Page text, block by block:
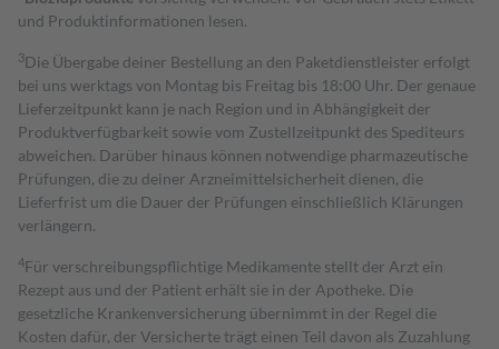
und Produktinformationen lesen.
3Die Übergabe deiner Bestellung an den Paketdienstleister erfolgt
bei uns werktags von Montag bis Freitag bis 18:00 Uhr. Der genaue
Lieferzeitpunkt kann je nach Region und in Abhängigkeit der
Produktverfügbarkeit sowie vom Zustellzeitpunkt des Spediteurs
abweichen. Darüber hinaus können notwendige pharmazeutische
Prüfungen, die zu deiner Arzneimittelsicherheit dienen, die
Lieferfrist um die Dauer der Prüfungen einschließlich Klärungen
verlängern.
4Für verschreibungspflichtige Medikamente stellt der Arzt ein
Rezept aus und der Patient erhält sie in der Apotheke. Die
gesetzliche Krankenversicherung übernimmt in der Regel die
Kosten dafür, der Versicherte trägt einen Teil davon als Zuzahlung